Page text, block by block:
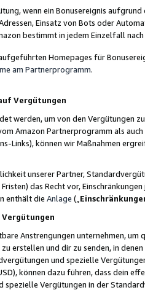
wenn ein Bonusereignis
Einsatz von Bots oder
bestimmt in jedem Einzelfall
Homepages für
am Partnerprogramm.
Vergütungen
werden, um von den Vergütungen
Amazon Partnerprogramm als
Links), können wir Maßnahmen
unserer Partner,
das Recht vor,
enthält die Anlage („
Vergütungen
Anstrengungen unternehmen,
erstellen und dir zu senden, in
und spezielle
können dazu führen, dass dein
spezielle Vergütungen in der